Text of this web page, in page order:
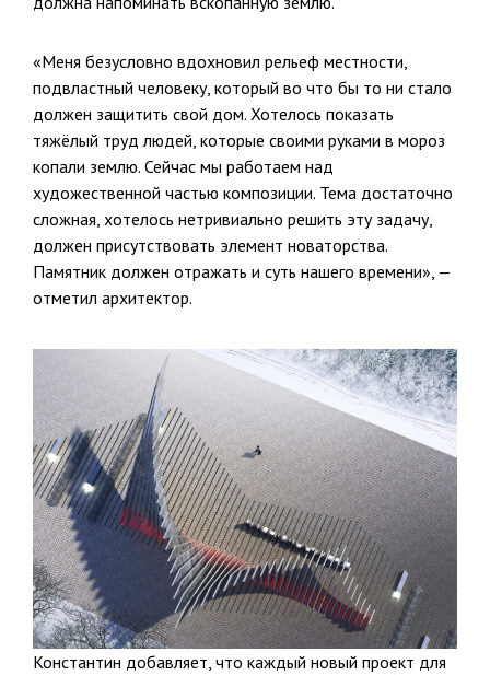
«Меня безусловно вдохновил рельеф местности,
подвластный человеку, который во что бы то ни стало
должен защитить свой дом. Хотелось показать
тяжёлый труд людей, которые своими руками в мороз
копали землю. Сейчас мы работаем над
художественной частью композиции. Тема достаточно
сложная, хотелось нетривиально решить эту задачу,
должен присутствовать элемент новаторства.
Памятник должен отражать и суть нашего времени», —
отметил архитектор.
Константин добавляет, что каждый новый проект для